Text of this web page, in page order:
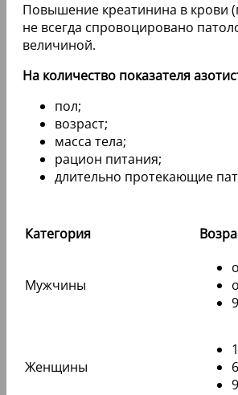
Повышение креатинина в крови
не всегда спровоцировано
величиной.
На количество показателя
пол;
возраст;
масса тела;
рацион питания;
длительно протекающие
Категория
Мужчины
Женщины